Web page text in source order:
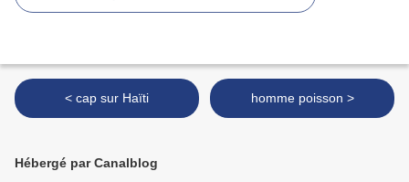
< cap sur Haïti homme poisson >
Hébergé par Canalblog